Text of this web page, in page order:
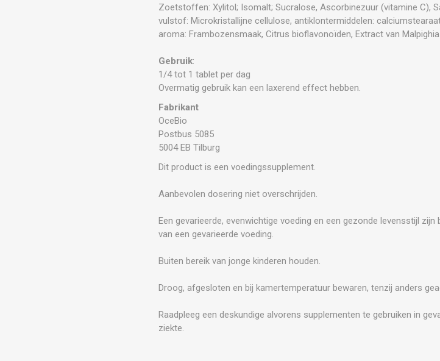
Zoetstoffen: Xylitol; Isomalt; Sucralose, Ascorbinezuur (vitamine C),
vulstof: Microkristallijne cellulose, antiklontermiddelen:
aroma: Frambozensmaak, Citrus bioflavonoïden, Extract van
Gebruik:
1/4 tot 1 tablet per dag
Overmatig gebruik kan een laxerend effect hebben.
Fabrikant
OceBio
Postbus 5085
5004 EB Tilburg
Dit product is een voedingssupplement.
Aanbevolen dosering niet overschrijden.
Een gevarieerde, evenwichtige voeding en een gezonde levensstijl
van een gevarieerde voeding.
Buiten bereik van jonge kinderen houden.
Droog, afgesloten en bij kamertemperatuur bewaren, tenzij anders
Raadpleeg een deskundige alvorens supplementen te gebruiken in
ziekte.